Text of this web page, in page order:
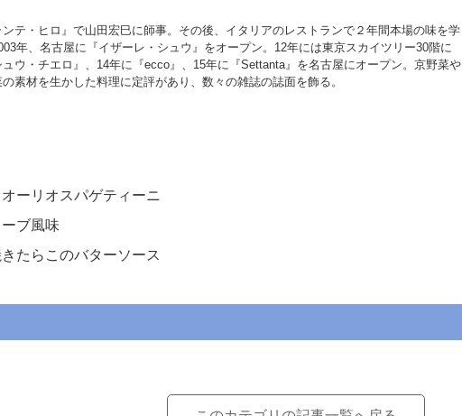
テ・ヒロ』で山田宏巳に師事。その後、イタリアのレストランで２年間本場の味を学
年、名古屋に『イザーレ・シュウ』をオープン。12年には東京スカイツリー30階に
ュウ・チエロ』、14年に『ecco』、15年に『Settanta』を名古屋にオープン。京野菜や
素材を生かした料理に定評があり、数々の雑誌の誌面を飾る。
ーリオスパゲティーニ
ブ風味
たらこのバターソース